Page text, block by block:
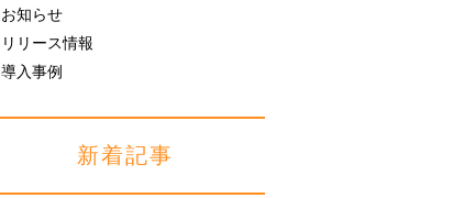
お知らせ
リリース情報
導入事例
新着記事